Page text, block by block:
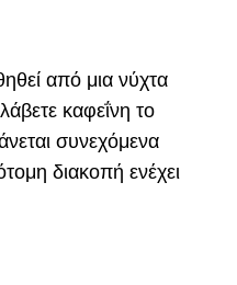
από μια νύχτα
καφεΐνη το
συνεχόμενα
διακοπή ενέχει